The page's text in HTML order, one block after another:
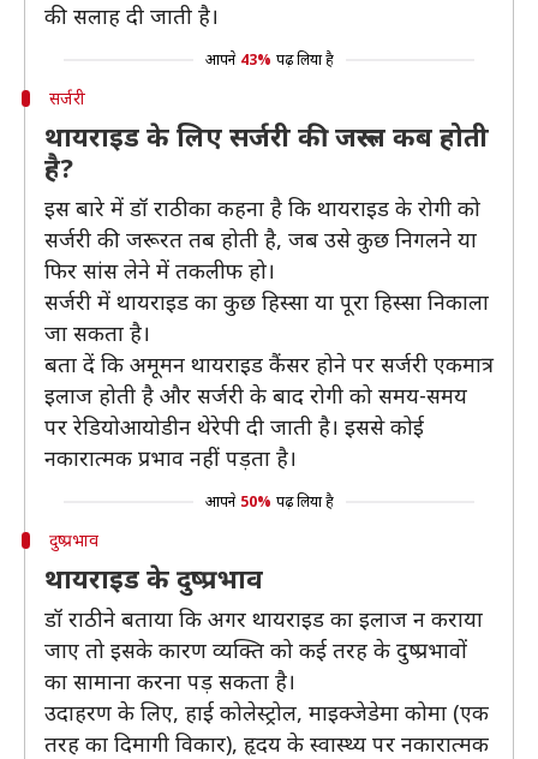
की सलाह दी जाती है।
आपने 43% पढ़ लिया है
सर्जरी
थायराइड के लिए सर्जरी की जरूरत कब होती
है?
इस बारे में डॉ राठी का कहना है कि थायराइड के रोगी को
सर्जरी की जरूरत तब होती है, जब उसे कुछ निगलने या
फिर सांस लेने में तकलीफ हो।
सर्जरी में थायराइड का कुछ हिस्सा या पूरा हिस्सा निकाला
जा सकता है।
बता दें कि अमूमन थायराइड कैंसर होने पर सर्जरी एकमात्र
इलाज होती है और सर्जरी के बाद रोगी को समय-समय
पर रेडियोआयोडीन थेरेपी दी जाती है। इससे कोई
नकारात्मक प्रभाव नहीं पड़ता है।
आपने 50% पढ़ लिया है
दुष्प्रभाव
थायराइड के दुष्प्रभाव
डॉ राठी ने बताया कि अगर थायराइड का इलाज न कराया
जाए तो इसके कारण व्यक्ति को कई तरह के दुष्प्रभावों
का सामाना करना पड़ सकता है।
उदाहरण के लिए, हाई कोलेस्ट्रोल, माइक्जेडेमा कोमा (एक
तरह का दिमागी विकार), हृदय के स्वास्थ्य पर नकारात्मक